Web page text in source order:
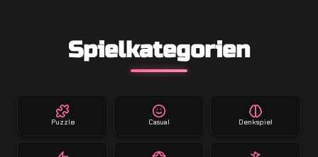
Spielkategorien
Puzzle Casual Denkspiel